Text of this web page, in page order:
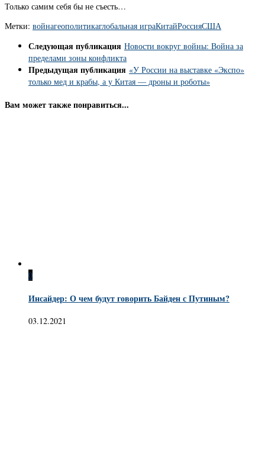
Только самим себя бы не съесть…
Метки: войнагеополитикаглобальная играКитайРоссияСША
Следующая публикация Новости вокруг войны: Война за
пределами зоны конфликта
Предыдущая публикация «У России на выставке «Экспо»
только мед и крабы, а у Китая — дроны и роботы»
Вам может также понравиться...
0
Инсайдер: О чем будут говорить Байден с Путиным?
03.12.2021